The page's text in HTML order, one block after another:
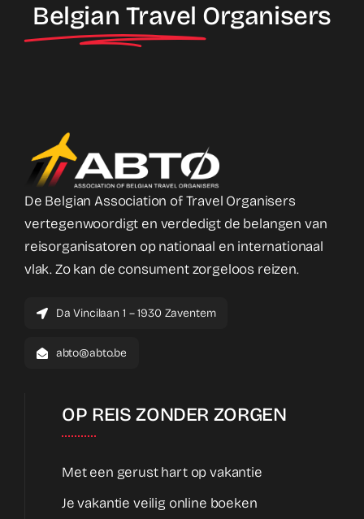
Belgian Travel Organisers
De Belgian Association of Travel Organisers
vertegenwoordigt en verdedigt de belangen van
reisorganisatoren op nationaal en internationaal
vlak. Zo kan de consument zorgeloos reizen.
Da Vincilaan 1 – 1930 Zaventem
abto@abto.be
OP REIS ZONDER ZORGEN
Met een gerust hart op vakantie
Je vakantie veilig online boeken